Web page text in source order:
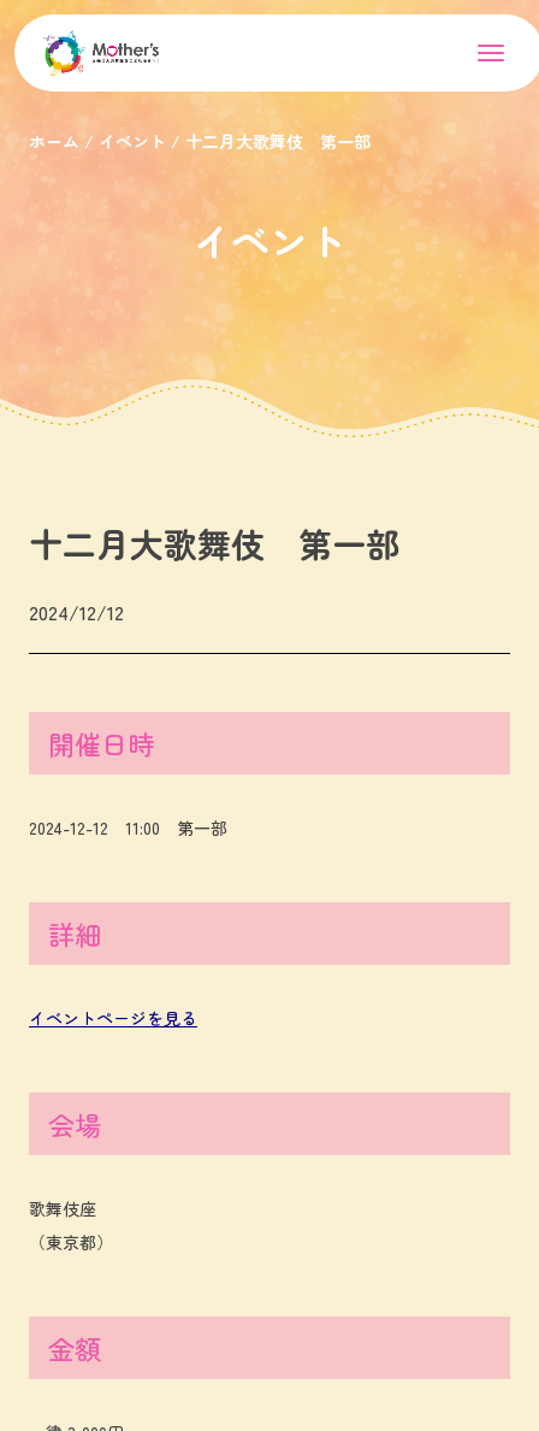
ホーム イベント 十二月大歌舞伎 第一部
イベント
十二月大歌舞伎 第一部
2024/12/12
開催日時
2024-12-12 11:00 第一部
詳細
イベントページを見る
会場
歌舞伎座
（東京都）
金額